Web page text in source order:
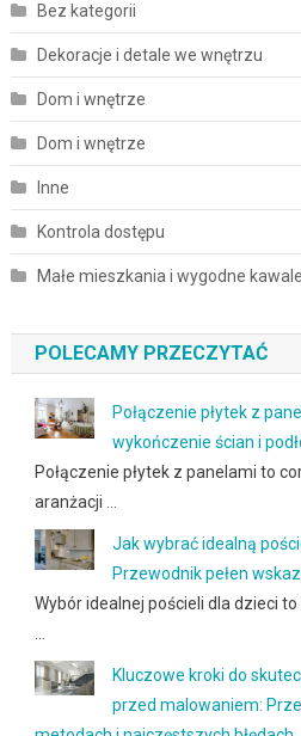
Bez kategorii
Dekoracje i detale we wnętrzu
Dom i wnętrze
Dom i wnętrze
Inne
Kontrola dostępu
Małe mieszkania i wygodne
POLECAMY PRZECZYTAĆ
Połączenie płytek z
wykończenie ścian i
Połączenie płytek z panelami to
aranżacji …
Jak wybrać idealną
Przewodnik pełen
Wybór idealnej pościeli dla dzieci
…
Kluczowe kroki do
przed malowaniem: